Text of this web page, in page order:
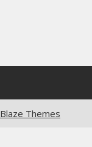
Blaze Themes